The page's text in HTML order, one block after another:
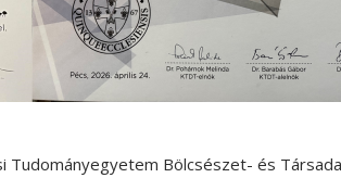
Tudományegyetem Bölcsészet- és